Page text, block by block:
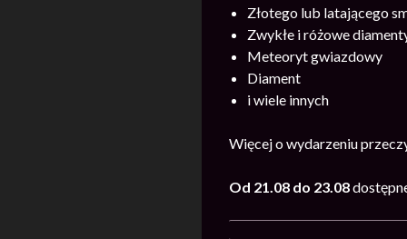
Złotego lub latającego
Zwykłe i różowe
Meteoryt gwiazdowy
Diament
i wiele innych
Więcej o wydarzeniu
Od 21.08 do 23.08